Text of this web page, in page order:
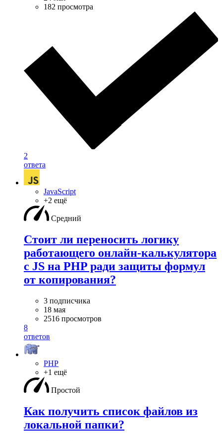
182 просмотра
2
ответа
JavaScript
+2 ещё
Средний
Стоит ли переносить логику
работающего онлайн-калькулятора
с JS на PHP ради защиты формул
от копирования?
3 подписчика
18 мая
2516 просмотров
8
ответов
PHP
+1 ещё
Простой
Как получить список файлов из
локальной папки?